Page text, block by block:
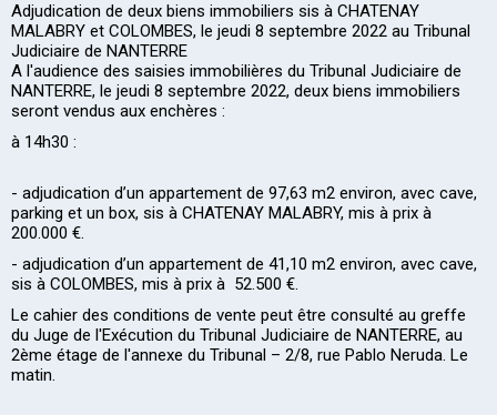
Adjudication de deux biens immobiliers sis à CHATENAY
MALABRY et COLOMBES, le jeudi 8 septembre 2022 au Tribunal
Judiciaire de NANTERRE
A l'audience des saisies immobilières du Tribunal Judiciaire de
NANTERRE, le jeudi 8 septembre 2022, deux biens immobiliers
seront vendus aux enchères :
à 14h30 :
- adjudication d’un appartement de 97,63 m2 environ, avec cave,
parking et un box, sis à CHATENAY MALABRY, mis à prix à
200.000 €.
- adjudication d’un appartement de 41,10 m2 environ, avec cave,
sis à COLOMBES, mis à prix à 52.500 €.
Le cahier des conditions de vente peut être consulté au greffe
du Juge de l'Exécution du Tribunal Judiciaire de NANTERRE, au
2ème étage de l'annexe du Tribunal – 2/8, rue Pablo Neruda. Le
matin.